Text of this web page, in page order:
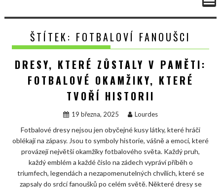
ŠTÍTEK: FOTBALOVÍ FANOUŠCI
DRESY, KTERÉ ZŮSTALY V PAMĚTI:
FOTBALOVÉ OKAMŽIKY, KTERÉ
TVOŘÍ HISTORII
19 března, 2025 Lourdes
Fotbalové dresy nejsou jen obyčejné kusy látky, které hráči
oblékají na zápasy. Jsou to symboly historie, vášně a emocí, které
provázejí největší okamžiky fotbalového světa. Každý pruh,
každý emblém a každé číslo na zádech vypráví příběh o
triumfech, legendách a nezapomenutelných chvílích, které se
zapsaly do srdcí fanoušků po celém světě. Některé dresy se